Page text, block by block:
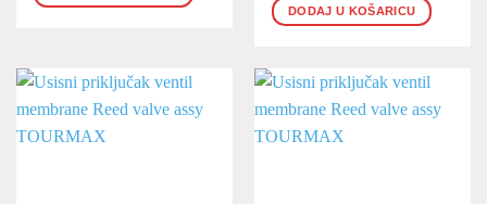
DODAJ U KOŠARICU